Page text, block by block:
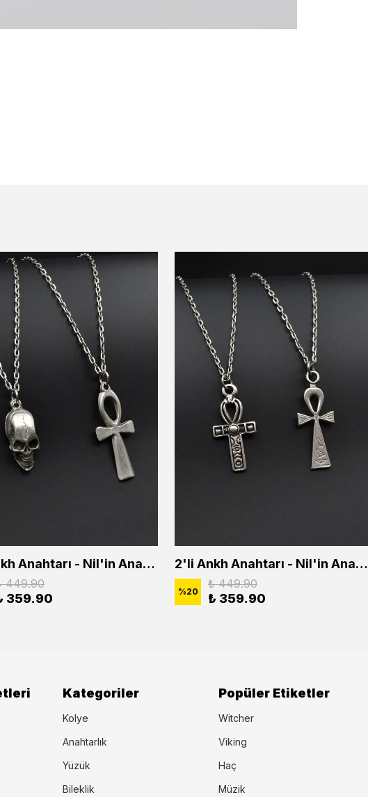
2'li Ankh Anahtarı - Nil'in Anahtarı - Kuru Kafa Erkek Kadın Kolye Seti
449.90
359.90
2'li Ankh Anahtarı - Nil'in Anahtarı Erkek Kadın Kolye Seti
%20
₺ 449.90
₺ 359.90
Kategoriler
Kolye
Anahtarlık
Yüzük
Bileklik
Popüler Etiketler
Witcher
Viking
Haç
Müzik